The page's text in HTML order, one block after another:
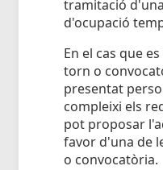
tramitació
d'ocupació
En el cas que
torn o
presentat
compleixi els
pot proposar
favor d'una de
o convocatòria.